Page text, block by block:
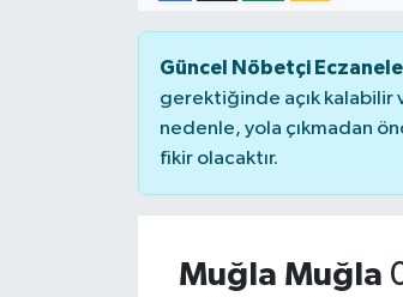
Güncel Nöbetçi
gerektiğinde açık kalabilir
nedenle, yola çıkmadan
fikir olacaktır.
Muğla Muğla